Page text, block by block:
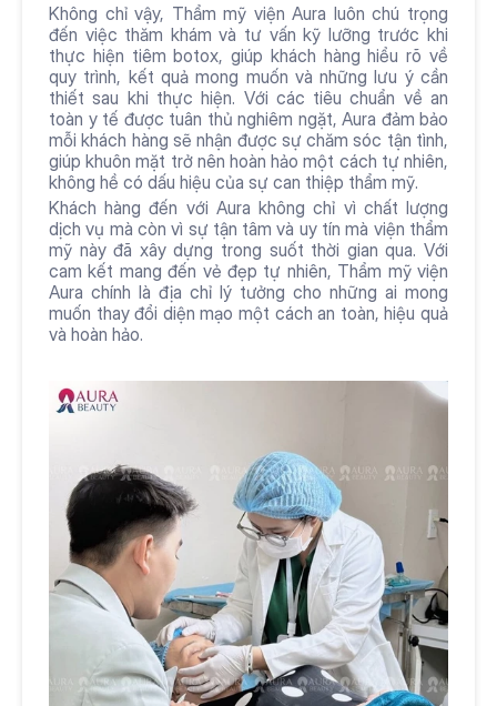
Không chỉ vậy, Thẩm mỹ viện Aura luôn chú trọng
đến việc thăm khám và tư vấn kỹ lưỡng trước khi
thực hiện tiêm botox, giúp khách hàng hiểu rõ về
quy trình, kết quả mong muốn và những lưu ý cần
thiết sau khi thực hiện. Với các tiêu chuẩn về an
toàn y tế được tuân thủ nghiêm ngặt, Aura đảm bảo
mỗi khách hàng sẽ nhận được sự chăm sóc tận tình,
giúp khuôn mặt trở nên hoàn hảo một cách tự nhiên,
không hề có dấu hiệu của sự can thiệp thẩm mỹ.
Khách hàng đến với Aura không chỉ vì chất lượng
dịch vụ mà còn vì sự tận tâm và uy tín mà viện thẩm
mỹ này đã xây dựng trong suốt thời gian qua. Với
cam kết mang đến vẻ đẹp tự nhiên, Thẩm mỹ viện
Aura chính là địa chỉ lý tưởng cho những ai mong
muốn thay đổi diện mạo một cách an toàn, hiệu quả
và hoàn hảo.